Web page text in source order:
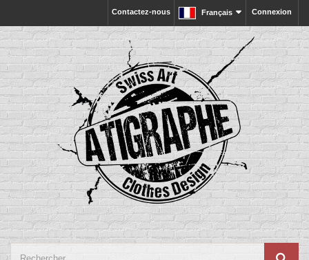
Connexion
Français
Contactez-nous